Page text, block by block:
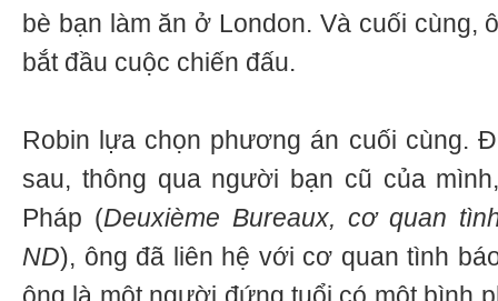
bè bạn làm ăn ở London. Và cuối cùng,
bắt đầu cuộc chiến đấu.
Robin lựa chọn phương án cuối cùng.
sau, thông qua người bạn cũ của
Pháp (Deuxième Bureaux, cơ quan
ND), ông đã liên hệ với cơ quan tình